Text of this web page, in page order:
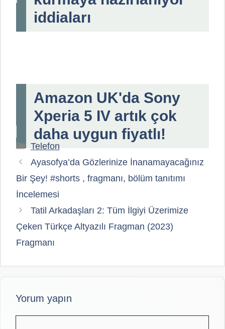
iddiaları
Amazon UK'da Sony
Xperia 5 IV artık çok
daha uygun fiyatlı!
Kategoriler
Telefon
Ayasofya’da Gözlerinize İnanamayacağınız
Bir Şey! #shorts , fragmanı, bölüm tanıtımı
İncelemesi
Tatil Arkadaşları 2: Tüm İlgiyi Üzerimize
Çeken Türkçe Altyazılı Fragman (2023)
Fragmanı
Yorum yapın